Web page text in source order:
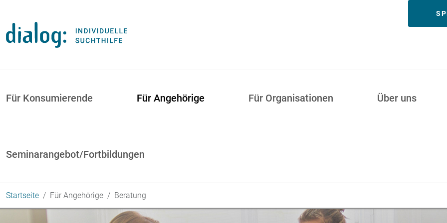
Für Konsumierende Für Angehörige Für Organisationen Über uns
Seminarangebot/Fortbildungen
Startseite Für Angehörige Beratung